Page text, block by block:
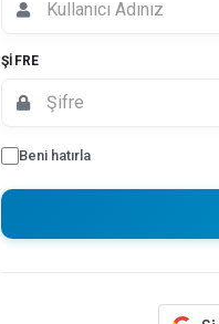
ŞIFRE
Beni hatırla